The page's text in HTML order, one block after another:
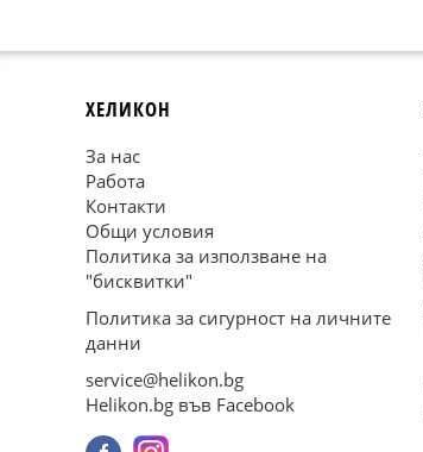
ХЕЛИКОН
За нас
Работа
Контакти
Общи условия
Политика за използване на
"бисквитки"
Политика за сигурност на личните
данни
service@helikon.bg
Helikon.bg във Facebook